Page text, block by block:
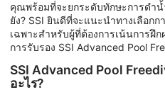
คุณพร้อมที่จะยกระดับทักษะการดำ
ยัง? SSI ยินดีที่จะแนะนำทางเลือก
เฉพาะสำหรับผู้ที่ต้องการเน้นการ
การรับรอง SSI Advanced Pool
SSI Advanced Pool
อะไร?